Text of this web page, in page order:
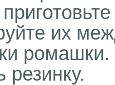
их
резинку.